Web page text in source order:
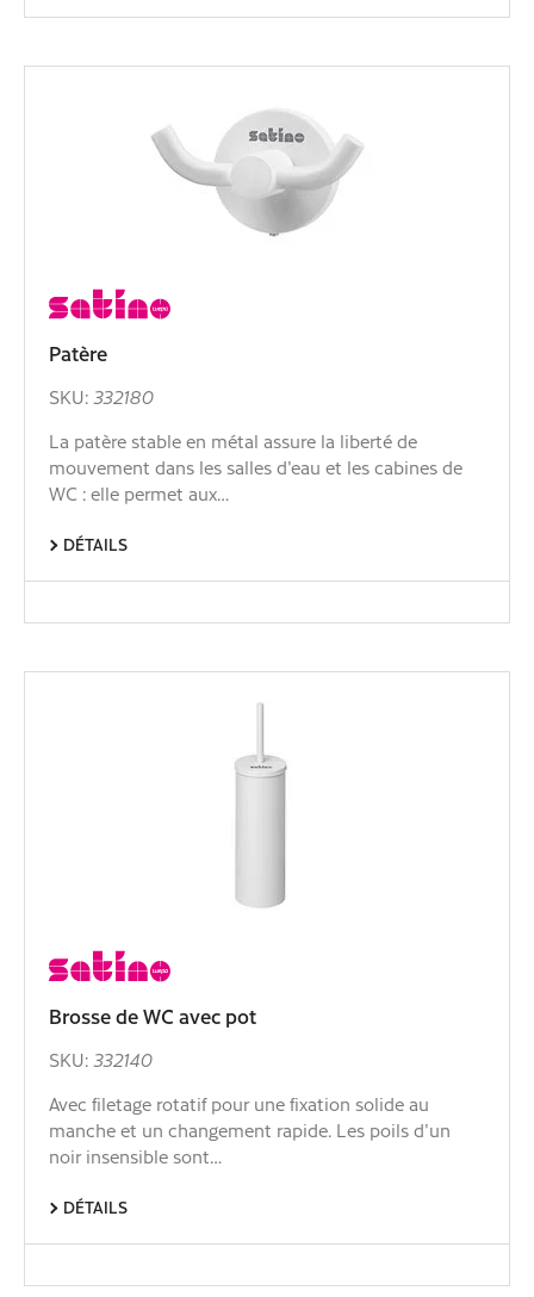
Patère
SKU:332180
La patère stable en métal assure la liberté de
mouvement dans les salles d'eau et les cabines de
WC : elle permet aux…
DÉTAILS
Brosse de WC avec pot
SKU: 332140
Avec filetage rotatif pour une fixation solide au
manche et un changement rapide. Les poils d'un
noir insensible sont…
DÉTAILS